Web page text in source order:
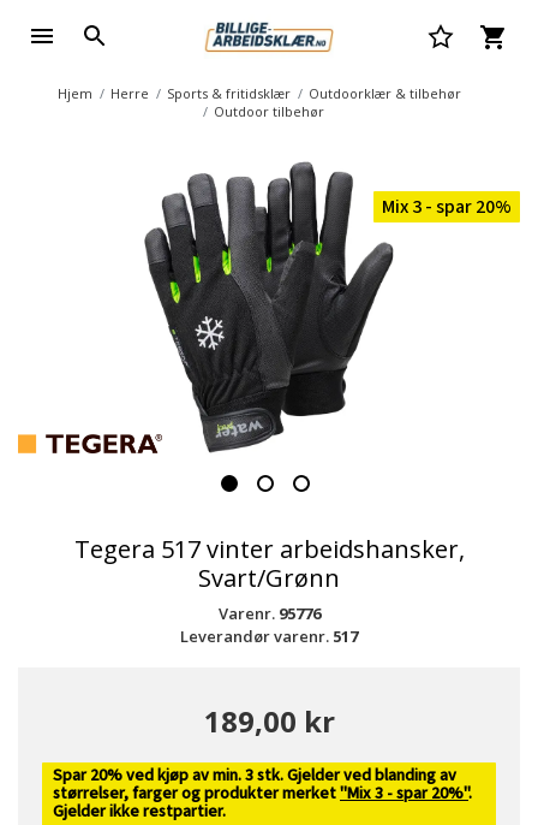
Hjem Herre Sports & fritidsklær
Outdoorklær & tilbehør
Outdoor tilbehør
Mix 3 - spar 20%
Tegera 517 vinter arbeidshansker,
Svart/Grønn
Varenr. 95776
Leverandør varenr. 517
189,00 kr
Spar 20% ved kjøp av min. 3 stk. Gjelder ved blanding av
størrelser, farger og produkter merket"Mix 3 - spar 20%".
Gjelder ikke restpartier.